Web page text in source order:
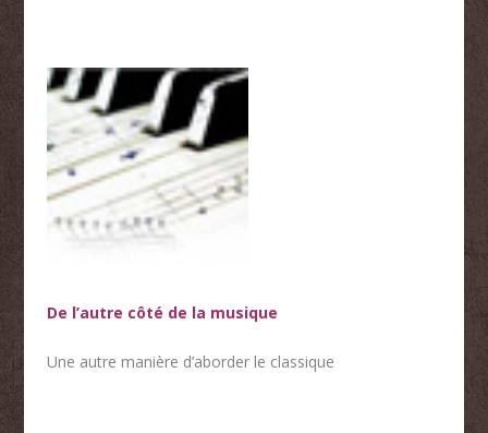
De l’autre côté de la musique
Une autre manière d’aborder le classique